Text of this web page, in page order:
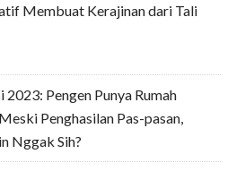
Membuat Kerajinan dari Tali
2023: Pengen Punya Rumah
Penghasilan Pas-pasan,
Nggak Sih?